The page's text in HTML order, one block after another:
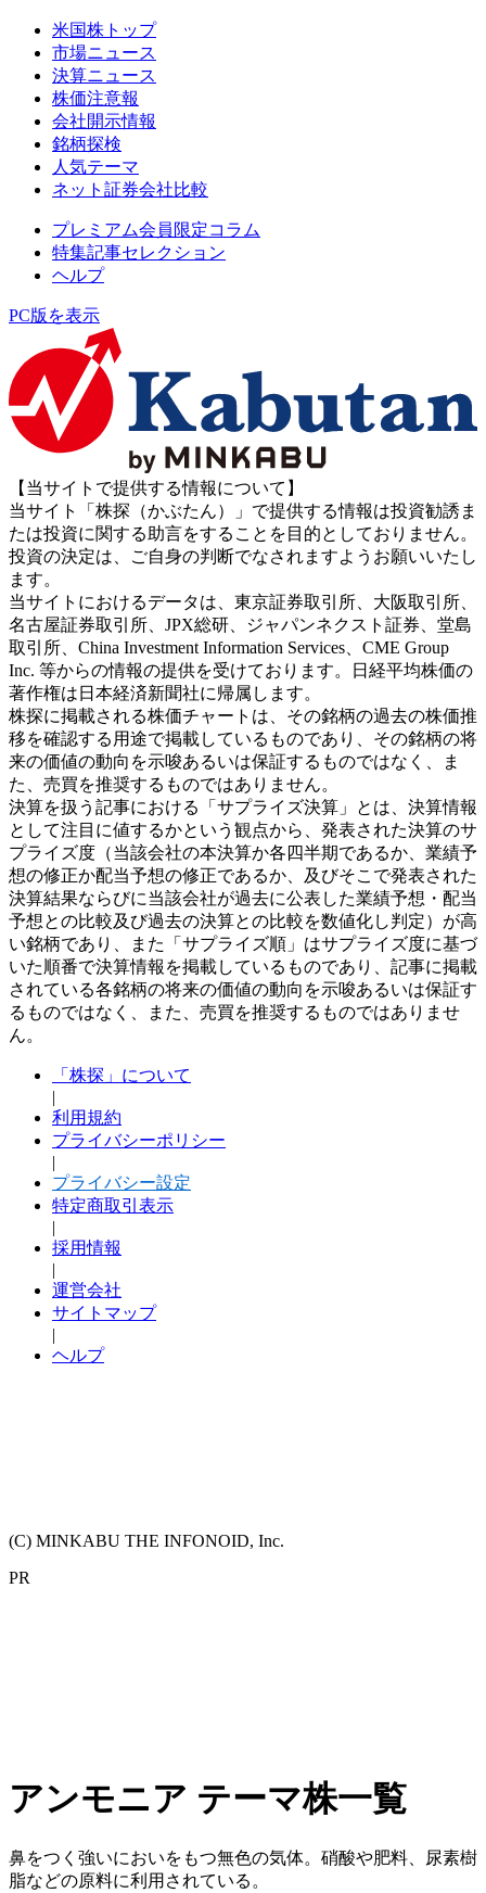
米国株トップ
市場ニュース
決算ニュース
株価注意報
会社開示情報
銘柄探検
人気テーマ
ネット証券会社比較
プレミアム会員限定コラム
特集記事セレクション
ヘルプ
PC版を表示
【当サイトで提供する情報について】
当サイト「株探（かぶたん）」で提供する情報は投資勧誘ま
たは投資に関する助言をすることを目的としておりません。
投資の決定は、ご自身の判断でなされますようお願いいたし
ます。
当サイトにおけるデータは、東京証券取引所、大阪取引所、
名古屋証券取引所、JPX総研、ジャパンネクスト証券、堂島
取引所、China Investment Information Services、CME Group
Inc. 等からの情報の提供を受けております。日経平均株価の
著作権は日本経済新聞社に帰属します。
株探に掲載される株価チャートは、その銘柄の過去の株価推
移を確認する用途で掲載しているものであり、その銘柄の将
来の価値の動向を示唆あるいは保証するものではなく、ま
た、売買を推奨するものではありません。
決算を扱う記事における「サプライズ決算」とは、決算情報
として注目に値するかという観点から、発表された決算のサ
プライズ度（当該会社の本決算か各四半期であるか、業績予
想の修正か配当予想の修正であるか、及びそこで発表された
決算結果ならびに当該会社が過去に公表した業績予想・配当
予想との比較及び過去の決算との比較を数値化し判定）が高
い銘柄であり、また「サプライズ順」はサプライズ度に基づ
いた順番で決算情報を掲載しているものであり、記事に掲載
されている各銘柄の将来の価値の動向を示唆あるいは保証す
るものではなく、また、売買を推奨するものではありませ
ん。
「株探」について
|
利用規約
プライバシーポリシー
|
プライバシー設定
特定商取引表示
|
採用情報
|
運営会社
サイトマップ
|
ヘルプ
(C) MINKABU THE INFONOID, Inc.
PR
アンモニア テーマ株一覧
鼻をつく強いにおいをもつ無色の気体。硝酸や肥料、尿素樹
脂などの原料に利用されている。